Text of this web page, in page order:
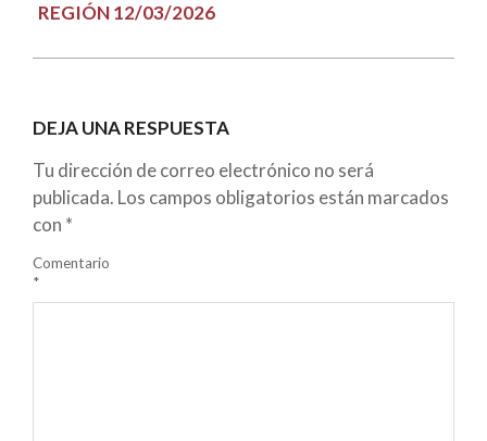
REGIÓN 12/03/2026
DEJA UNA RESPUESTA
Tu dirección de correo electrónico no será
publicada. Los campos obligatorios están marcados
con *
Comentario
*